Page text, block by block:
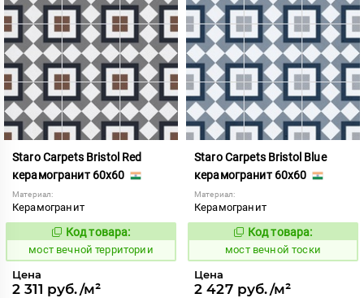
Staro Carpets Bristol Red
керамогранит 60x60
Материал:
Керамогранит
1017354
Код товара:
мост вечной территории
Цена
2 311 руб./м²
Staro Carpets Bristol Blue
керамогранит 60x60
Материал:
Керамогранит
1017356
Код товара:
мост вечной тоски
Цена
2 427 руб./м²